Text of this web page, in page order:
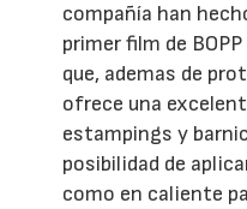
compañía han
primer film de
que, ademas de
ofrece una
estampings y
posibilidad de
como en caliente